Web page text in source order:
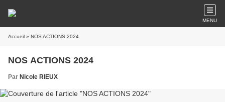
MENU
Accueil » NOS ACTIONS 2024
NOS ACTIONS 2024
Par Nicole RIEUX